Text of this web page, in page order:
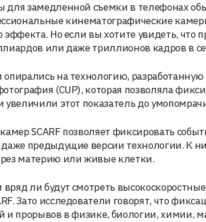
замедленной съемки в телефонах
кинематографические
эффекта. Но если вы хотите увидеть, что
или даже триллионов кадров в
опирались на технологию,
(CUP), которая позволяла
увеличили этот показатель до
SCARF позволяет фиксировать
предыдущие версии технологии. К
материю или живые клетки.
ли будут смотреть
Зато исследователи говорят, что
и прорывов в физике, биологии, химии,